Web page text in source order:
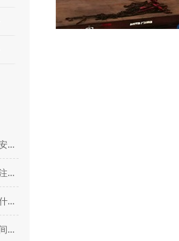
湖州大件搬运-全诚精密设备安装搬运有限公司
湖州工厂搬迁-工厂搬迁安全注意事项
湖州设备吊装-搬运过程中为什么要购买设备搬运险
湖州大件搬运-大型工厂、车间整体搬迁选哪家